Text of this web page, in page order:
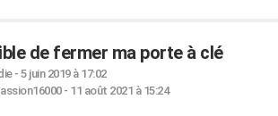
de fermer ma porte à clé
- 5 juin 2019 à 17:02
- 11 août 2021 à 15:24